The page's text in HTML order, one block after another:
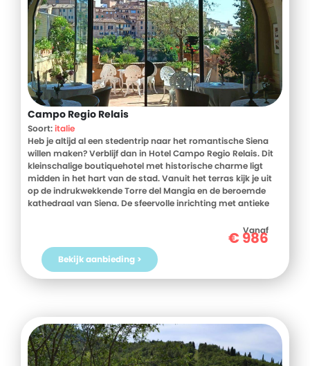
Campo Regio Relais
Soort:italie
Heb je altijd al een stedentrip naar het romantische Siena
willen maken? Verblijf dan in Hotel Campo Regio Relais. Dit
kleinschalige boutiquehotel met historische charme ligt
midden in het hart van de stad. Vanuit het terras kijk je uit
op de indrukwekkende Torre del Mangia en de beroemde
kathedraal van Siena. De sfeervolle inrichting met antieke
ligging wandel je zo naar de mooiste pleinen, kerken en
musea. Hier geniet je van rust, comfort en de authentieke
sfeer van Toscane. Boek jouw verblijf bij D-reizen en ontdek
het prachtige Siena!
Vanaf
€986
Bekijk aanbieding >